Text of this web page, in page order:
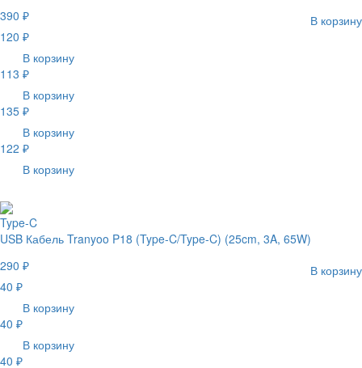
390 ₽
В корзину
120 ₽
В корзину
113 ₽
В корзину
135 ₽
В корзину
122 ₽
В корзину
Type-C
USB Кабель Tranyoo P18 (Type-C/Type-C) (25cm, 3A, 65W)
290 ₽
В корзину
40 ₽
В корзину
40 ₽
В корзину
40 ₽